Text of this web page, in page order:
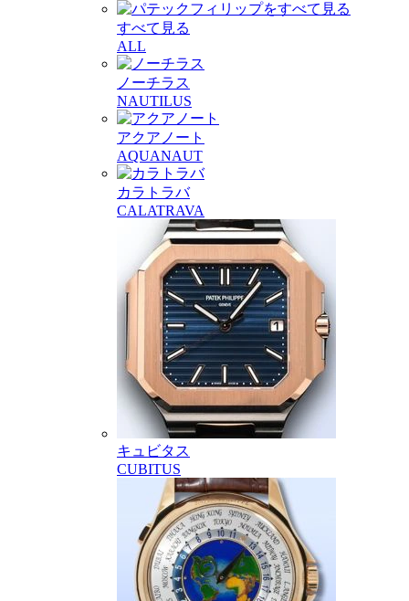
すべて見る
ALL
ノーチラス
NAUTILUS
アクアノート
AQUANAUT
カラトラバ
CALATRAVA
キュビタス
CUBITUS